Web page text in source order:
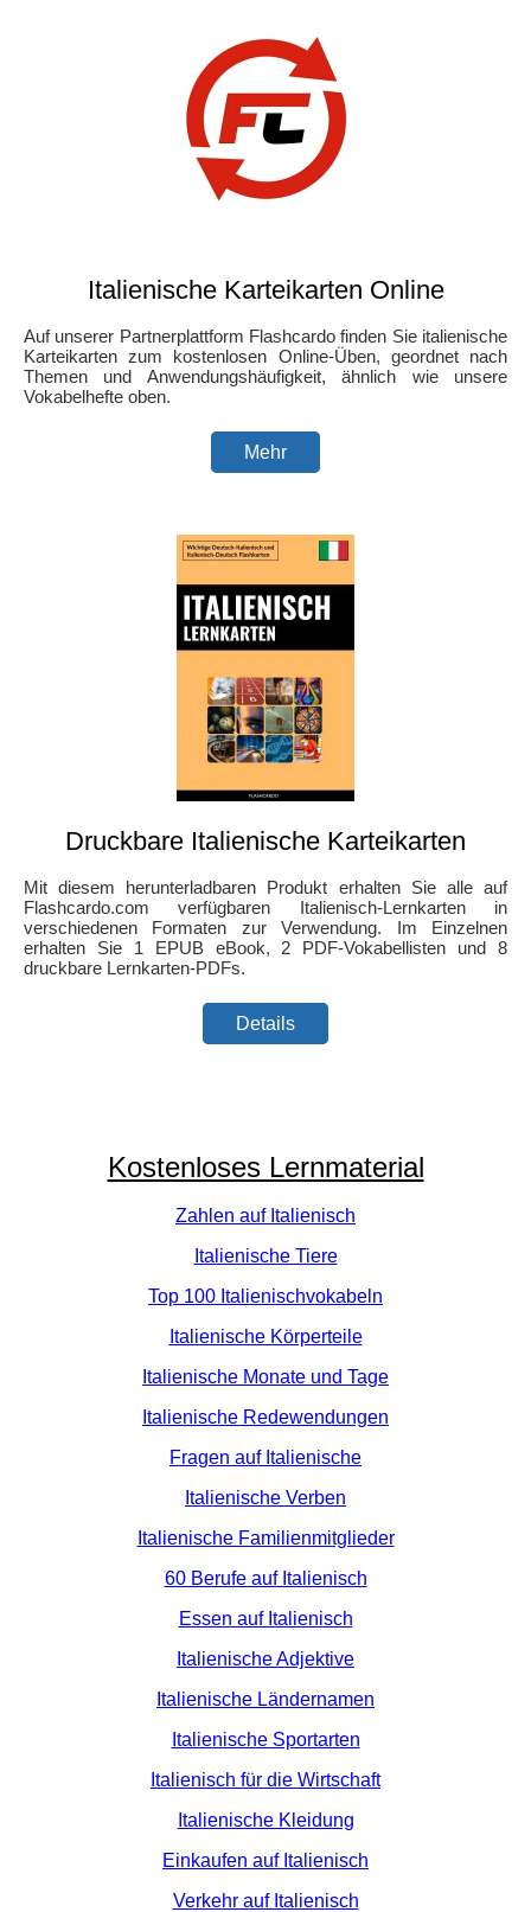
Italienische Karteikarten Online
Auf unserer Partnerplattform Flashcardo finden Sie italienische
Karteikarten zum kostenlosen Online-Üben, geordnet nach
Themen und Anwendungshäufigkeit, ähnlich wie unsere
Vokabelhefte oben.
Mehr
Druckbare Italienische Karteikarten
Mit diesem herunterladbaren Produkt erhalten Sie alle auf
Flashcardo.com verfügbaren Italienisch-Lernkarten in
verschiedenen Formaten zur Verwendung. Im Einzelnen
erhalten Sie 1 EPUB eBook, 2 PDF-Vokabellisten und 8
druckbare Lernkarten-PDFs.
Details
Kostenloses Lernmaterial
Zahlen auf Italienisch
Italienische Tiere
Top 100 Italienischvokabeln
Italienische Körperteile
Italienische Monate und Tage
Italienische Redewendungen
Fragen auf Italienische
Italienische Verben
Italienische Familienmitglieder
60 Berufe auf Italienisch
Essen auf Italienisch
Italienische Adjektive
Italienische Ländernamen
Italienische Sportarten
Italienisch für die Wirtschaft
Italienische Kleidung
Einkaufen auf Italienisch
Verkehr auf Italienisch